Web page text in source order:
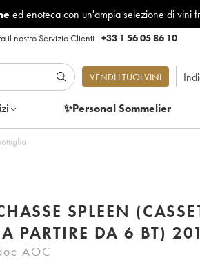
ed enoteca con un'ampia selezione di vini
il nostro Servizio Clienti |+33 1 56 05 86 10
VENDI I TUOI VINI
✨Personal Sommelier
SPLEEN
PARTIRE DA 6 BT)
AOC